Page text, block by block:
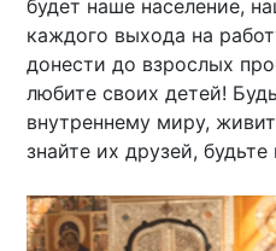
будет наше население,
каждого выхода на
донести до взрослых
любите своих детей!
внутреннему миру,
знайте их друзей,